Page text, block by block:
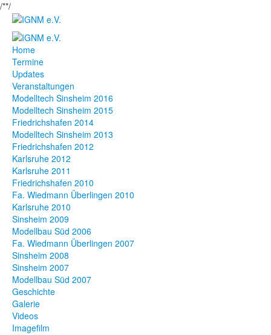
/**/
Home
Termine
Updates
Veranstaltungen
Modelltech Sinsheim 2016
Modelltech Sinsheim 2015
Friedrichshafen 2014
Modelltech Sinsheim 2013
Friedrichshafen 2012
Karlsruhe 2012
Karlsruhe 2011
Friedrichshafen 2010
Fa. Wiedmann Überlingen 2010
Karlsruhe 2010
Sinsheim 2009
Modellbau Süd 2006
Fa. Wiedmann Überlingen 2007
Sinsheim 2008
Sinsheim 2007
Modellbau Süd 2007
Geschichte
Galerie
Videos
Imagefilm